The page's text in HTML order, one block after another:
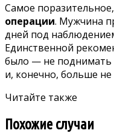
Самое
операции. Мужчина
дней под
Единственной
было — не поднимать
и, конечно, больше
Читайте также
Похожие случаи